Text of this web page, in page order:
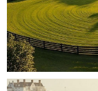
Вы будете получать
акциях и предложениях
Подписываясь на рассылку,
согласие с
Политикой